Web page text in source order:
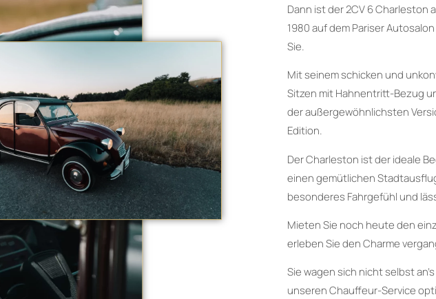
Dann ist der 2CV 6 Charleston
1980 auf dem Pariser
Sie.
Mit seinem schicken und
Sitzen mit Hahnentritt-Bezug
der außergewöhnlichsten
Edition.
Der Charleston ist der ideale
einen gemütlichen
besonderes Fahrgefühl und
Mieten Sie noch heute den
erleben Sie den Charme
Sie wagen sich nicht selbst
unseren Chauffeur-Service